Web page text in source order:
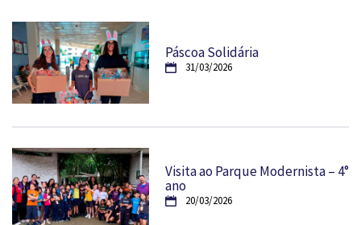
Páscoa Solidária
31/03/2026
Visita ao Parque Modernista – 4°
ano
20/03/2026